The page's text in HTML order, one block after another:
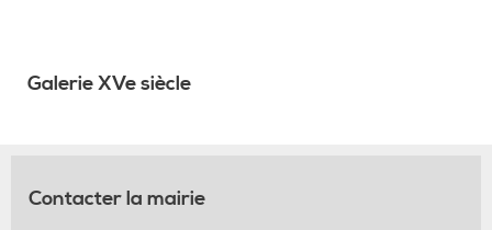
Galerie XVe siècle
Contacter la mairie